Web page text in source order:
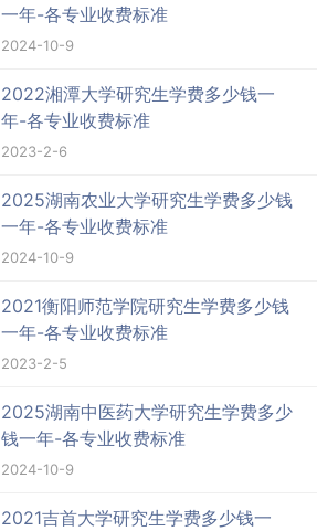
一年-各专业收费标准
2024-10-9
2022湘潭大学研究生学费多少钱一
年-各专业收费标准
2023-2-6
2025湖南农业大学研究生学费多少钱
一年-各专业收费标准
2024-10-9
2021衡阳师范学院研究生学费多少钱
一年-各专业收费标准
2023-2-5
2025湖南中医药大学研究生学费多少
钱一年-各专业收费标准
2024-10-9
2021吉首大学研究生学费多少钱一